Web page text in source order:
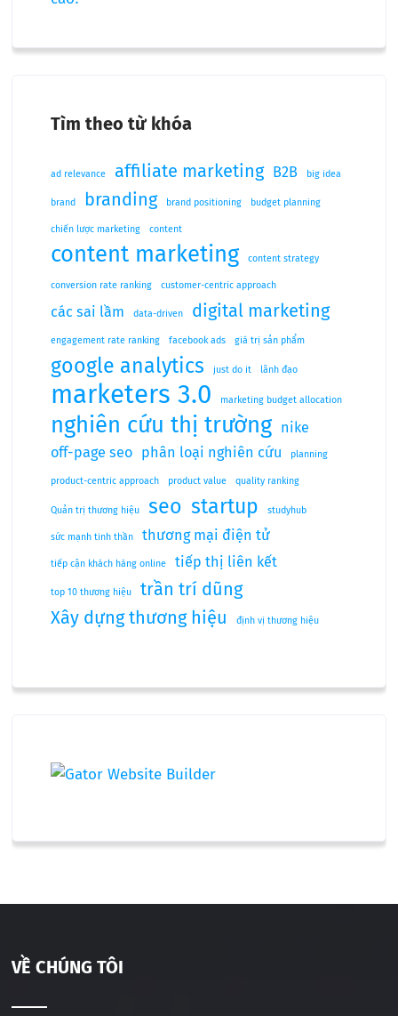
Tìm theo từ khóa
ad relevance affiliate marketing B2B big idea
brand branding brand positioning budget planning
chiến lược marketing content
content marketing content strategy
conversion rate ranking customer-centric approach
các sai lầm data-driven digital marketing
engagement rate ranking facebook ads giá trị sản phẩm
google analytics just do it lãnh đạo
marketers 3.0 marketing budget allocation
nghiên cứu thị trường
nike
off-page seo
phân loại nghiên cứu planning
product-centric approach product value quality ranking
Quản trị thương hiệu seo startup studyhub
sức mạnh tinh thần thương mại điện tử
tiếp cận khách hàng online tiếp thị liên kết
top 10 thương hiệu
trần trí dũng
Xây dựng thương hiệu
định vị thương hiệu
VỀ CHÚNG TÔI